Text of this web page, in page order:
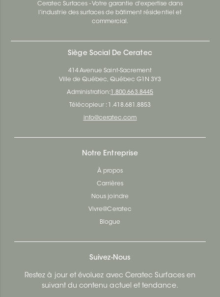
Ceratec Surfaces - Votre garantie d'expertise dans
l’industrie des surfaces de bâtiment résidentiel et
commercial.
Siège Social De Ceratec
414 Avenue Saint-Sacrement
Ville de Québec, Québec G1N 3Y3
Administration: 1.800.663.8445
Télécopieur : 1.418.681.8853
info@ceratec.com
Notre Entreprise
À propos
Carrières
Nous joindre
Vivre@Ceratec
Blogue
Suivez-Nous
Restez à jour et évoluez avec Ceratec Surfaces en
suivant du contenu actuel et tendance.